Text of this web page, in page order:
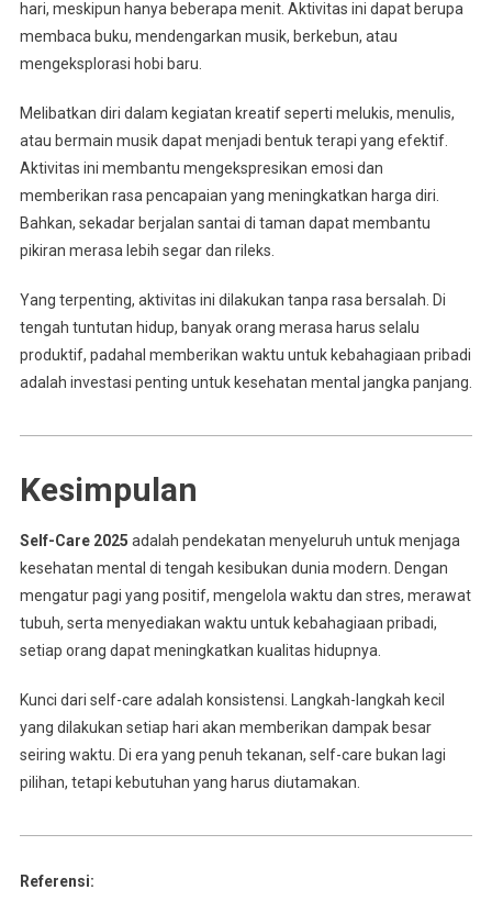
hari, meskipun hanya beberapa menit. Aktivitas ini dapat berupa
membaca buku, mendengarkan musik, berkebun, atau
mengeksplorasi hobi baru.
Melibatkan diri dalam kegiatan kreatif seperti melukis, menulis,
atau bermain musik dapat menjadi bentuk terapi yang efektif.
Aktivitas ini membantu mengekspresikan emosi dan
memberikan rasa pencapaian yang meningkatkan harga diri.
Bahkan, sekadar berjalan santai di taman dapat membantu
pikiran merasa lebih segar dan rileks.
Yang terpenting, aktivitas ini dilakukan tanpa rasa bersalah. Di
tengah tuntutan hidup, banyak orang merasa harus selalu
produktif, padahal memberikan waktu untuk kebahagiaan pribadi
adalah investasi penting untuk kesehatan mental jangka panjang.
Kesimpulan
Self-Care 2025 adalah pendekatan menyeluruh untuk menjaga
kesehatan mental di tengah kesibukan dunia modern. Dengan
mengatur pagi yang positif, mengelola waktu dan stres, merawat
tubuh, serta menyediakan waktu untuk kebahagiaan pribadi,
setiap orang dapat meningkatkan kualitas hidupnya.
Kunci dari self-care adalah konsistensi. Langkah-langkah kecil
yang dilakukan setiap hari akan memberikan dampak besar
seiring waktu. Di era yang penuh tekanan, self-care bukan lagi
pilihan, tetapi kebutuhan yang harus diutamakan.
Referensi: